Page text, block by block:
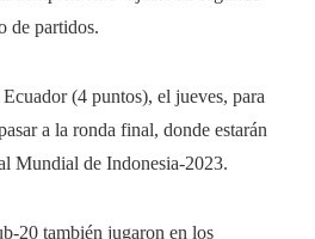
de partidos.
(4 puntos), el jueves, para
a la ronda final, donde estarán
Mundial de Indonesia-2023.
20 también jugaron en los